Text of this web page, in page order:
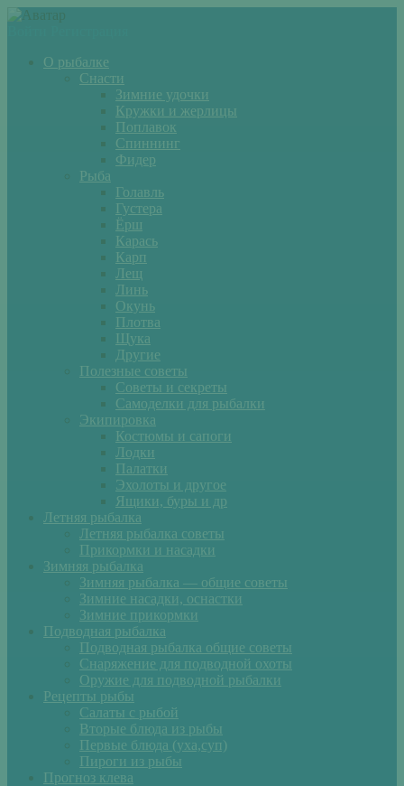
О рыбалке
Снасти
Зимние удочки
Кружки и жерлицы
Поплавок
Спиннинг
Фидер
Рыба
Голавль
Густера
Ёрш
Карась
Карп
Лещ
Линь
Окунь
Плотва
Щука
Другие
Полезные советы
Советы и секреты
Самоделки для рыбалки
Экипировка
Костюмы и сапоги
Лодки
Палатки
Эхолоты и другое
Ящики, буры и др
Летняя рыбалка
Летняя рыбалка советы
Прикормки и насадки
Зимняя рыбалка
Зимняя рыбалка — общие советы
Зимние насадки, оснастки
Зимние прикормки
Подводная рыбалка
Подводная рыбалка общие советы
Снаряжение для подводной охоты
Оружие для подводной рыбалки
Рецепты рыбы
Салаты с рыбой
Вторые блюда из рыбы
Первые блюда (уха,суп)
Пироги из рыбы
Прогноз клева